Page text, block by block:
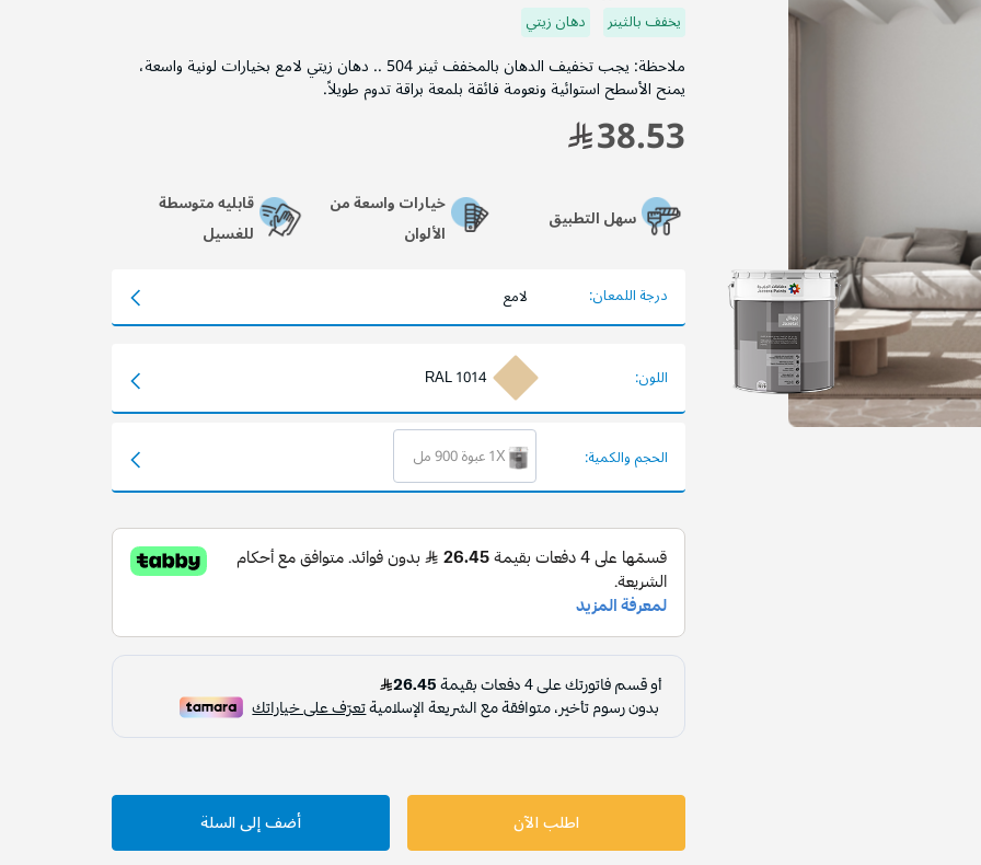
يخفف بالثينر دهان زيتي
ملاحظة: يجب تخفيف الدهان بالمخفف ثينر 504 .. دهان زيتي لامع بخيارات لونية واسعة،
يمنح الأسطح استوائية ونعومة فائقة بلمعة براقة تدوم طويلاً.
38.53
سهل التطبيق
خيارات واسعة من
الألوان
قابليه متوسطة
للغسيل
درجة اللمعان: لامع
اللون: RAL 1014
الحجم والكمية: 1X عبوة 900 مل
اطلب الآن أضف إلى السلة